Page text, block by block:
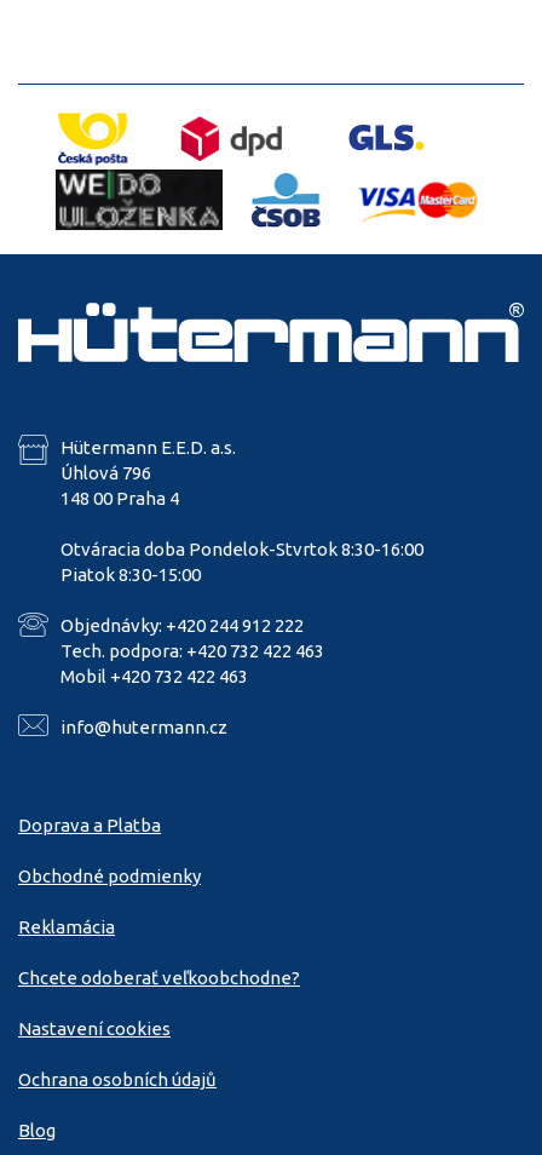
Hütermann E.E.D. a.s.
Úhlová 796
148 00 Praha 4
Otváracia doba Pondelok-Stvrtok 8:30-16:00
Piatok 8:30-15:00
Objednávky: +420 244 912 222
Tech. podpora: +420 732 422 463
Mobil +420 732 422 463
info@hutermann.cz
Doprava a Platba
Obchodné podmienky
Reklamácia
Chcete odoberať veľkoobchodne?
Nastavení cookies
Ochrana osobních údajů
Blog